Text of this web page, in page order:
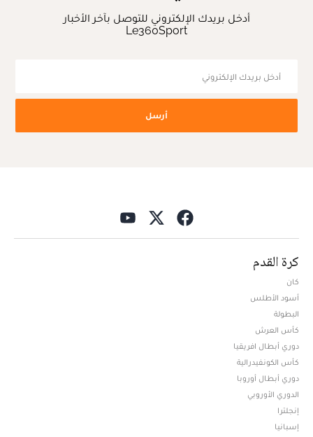
أدخل بريدك الإلكتروني للتوصل بآخر الأخبار
Le360Sport
أرسل
كرة القدم
كان
أسود الأطلس
البطولة
كأس العرش
دوري أبطال افريقيا
كأس الكونفيدرالية
دوري أبطال أوروبا
الدوري الأوروبي
إنجلترا
إسبانيا